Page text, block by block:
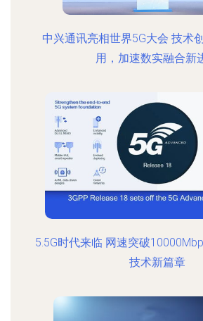
中兴通讯亮相世界5G大会 技术
用，加速数实融合新
5.5G时代来临 网速突破
技术新篇章